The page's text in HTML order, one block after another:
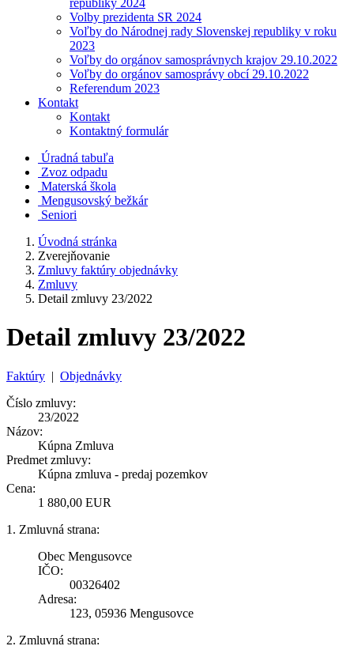
republiky 2024
Volby prezidenta SR 2024
Voľby do Národnej rady Slovenskej republiky v roku
2023
Voľby do orgánov samosprávnych krajov 29.10.2022
Voľby do orgánov samosprávy obcí 29.10.2022
Referendum 2023
Kontakt
Kontakt
Kontaktný formulár
Úradná tabuľa
Zvoz odpadu
Materská škola
Mengusovský bežkár
Seniori
Úvodná stránka
Zverejňovanie
Zmluvy faktúry objednávky
Zmluvy
Detail zmluvy 23/2022
Detail zmluvy 23/2022
Faktúry | Objednávky
Číslo zmluvy:
23/2022
Názov:
Kúpna Zmluva
Predmet zmluvy:
Kúpna zmluva - predaj pozemkov
Cena:
1 880,00 EUR
1. Zmluvná strana:
Obec Mengusovce
IČO:
00326402
Adresa:
123, 05936 Mengusovce
2. Zmluvná strana: